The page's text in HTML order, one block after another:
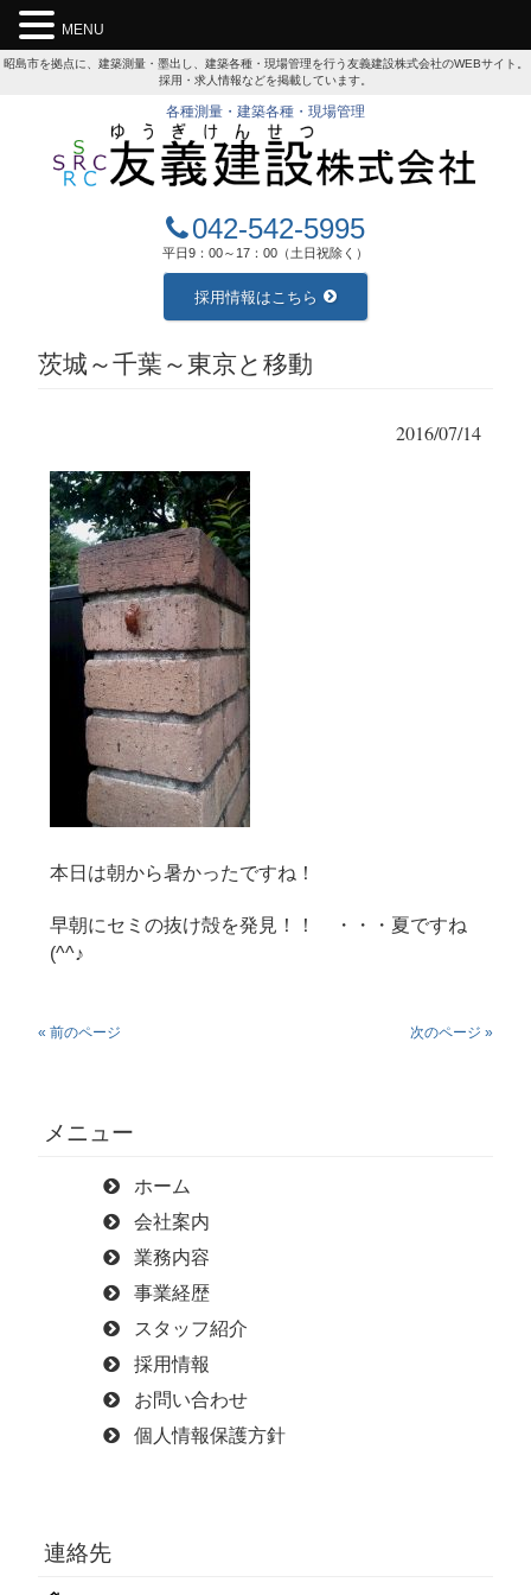
昭島市を拠点に、建築測量・墨出し、建築各種・現場管理を行う友義建設株式会社のWEBサイト。
採用・求人情報などを掲載しています。
各種測量・建築各種・現場管理
042-542-5995
平日9：00～17：00（土日祝除く）
採用情報はこちら
茨城～千葉～東京と移動
2016/07/14
本日は朝から暑かったですね！
早朝にセミの抜け殻を発見！！ ・・・夏ですね
(^^♪
« 前のページ 次のページ »
メニュー
ホーム
会社案内
業務内容
事業経歴
スタッフ紹介
採用情報
お問い合わせ
個人情報保護方針
連絡先
MENU